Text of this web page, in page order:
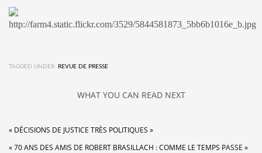
TAGGED UNDER: REVUE DE PRESSE
WHAT YOU CAN READ NEXT
« DÉCISIONS DE JUSTICE TRÈS POLITIQUES »
« 70 ANS DES AMIS DE ROBERT BRASILLACH : COMME LE TEMPS PASSE »